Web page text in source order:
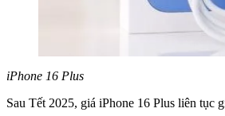
iPhone 16 Plus
Sau Tết 2025, giá iPhone 16 Plus liên tục